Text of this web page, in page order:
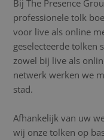
Bij The Presence
professionele tolk
voor live als online
geselecteerde tolken
zowel bij live als
netwerk werken we
stad.
Afhankelijk van uw
wij onze tolken op